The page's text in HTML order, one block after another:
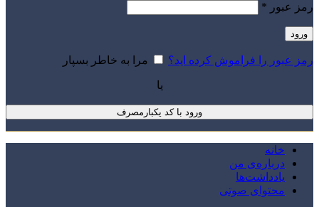
رمز عبور *
ورود
رمز عبور را فراموش کرده اید؟ مرا به خاطر بسپار
یا
ورود با کد یکبارمصرف
خانه
درباره‌ی من
یادداشت‌ها
محتوای صوتی